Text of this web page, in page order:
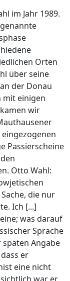
im Jahr 1989.
Orten
über seine
der Donau
mit einigen
wir
Passierscheine
Otto Wahl:
die nur
Ich [...]
was darauf
Sprache
späten Angabe
er
eine nicht